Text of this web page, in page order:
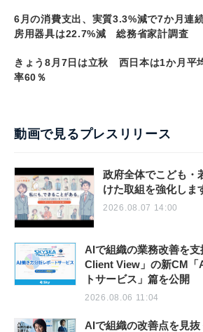
6月の消費支出、実質3.3%減で7か月連
房用器具は22.7%減 総務省家計調査
きょう8月7日は立秋 西日本は1か月平
率60％
動画で見るプレスリリース
政府全体でこども・
けた取組を強化しま
2026.08.07 14:00
AIで組織の業務改善を
Client View」の新CM「
トサービス」篇を公開
2026.08.06 11:04
AIで組織の改善点を見